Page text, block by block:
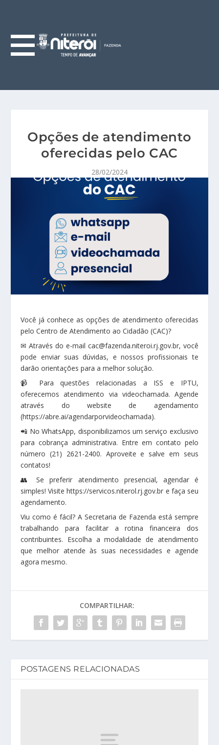
Opções de atendimento
oferecidas pelo CAC
28/02/2024
Você já conhece as opções de atendimento oferecidas
pelo Centro de Atendimento ao Cidadão (CAC)?
✉ Através do e-mail cac@fazenda.niteroi.rj.gov.br, você
pode enviar suas dúvidas, e nossos profissionais te
darão orientações para a melhor solução.
📹 Para questões relacionadas a ISS e IPTU,
oferecemos atendimento via videochamada. Agende
através do website de agendamento
(https://abre.ai/agendarporvideochamada).
📲 No WhatsApp, disponibilizamos um serviço exclusivo
para cobrança administrativa. Entre em contato pelo
número (21) 2621-2400. Aproveite e salve em seus
contatos!
👥 Se preferir atendimento presencial, agendar é
simples! Visite https://servicos.niterol.rj.gov.br e faça seu
agendamento.
Viu como é fácil? A Secretaria de Fazenda está sempre
trabalhando para facilitar a rotina financeira dos
contribuintes. Escolha a modalidade de atendimento
que melhor atende às suas necessidades e agende
agora mesmo.
COMPARTILHAR:
POSTAGENS RELACIONADAS